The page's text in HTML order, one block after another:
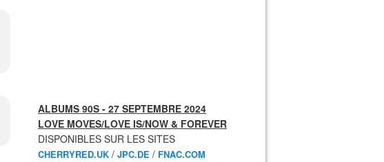
ALBUMS 90S - 27 SEPTEMBRE 2024
LOVE MOVES/LOVE IS/NOW & FOREVER
DISPONIBLES SUR LES SITES
CHERRYRED.UK / JPC.DE / FNAC.COM